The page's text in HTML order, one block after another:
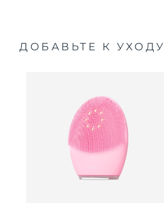
ДОБАВЬТЕ К УХОДУ